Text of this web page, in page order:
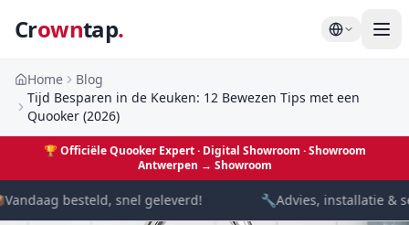
Crowntap.
Home
Blog
Tijd Besparen in de Keuken: 12 Bewezen Tips met een
Quooker (2026)
🏆 Officiële Quooker Expert · Digital Showroom · Showroom
Antwerpen → Showroom
besteld, snel geleverd! 🔧Advies, installatie &